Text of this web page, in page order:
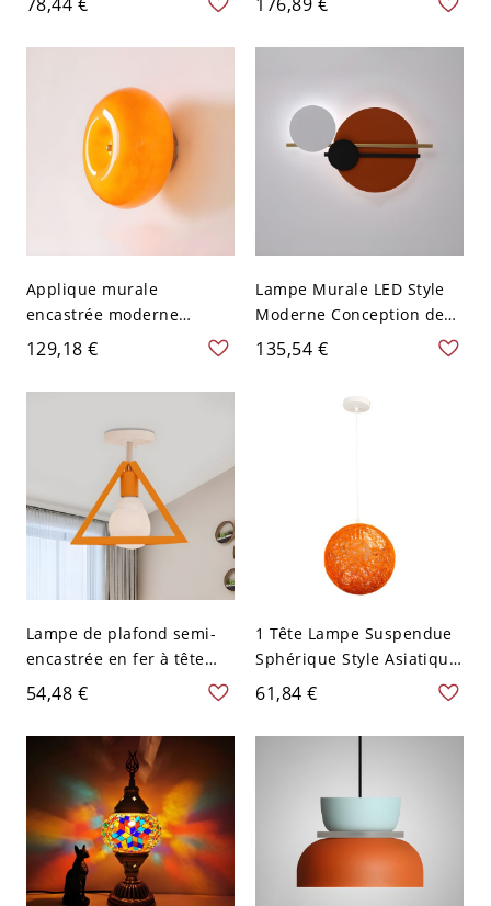
vers le haut et vers le bas
- 110 V-120 V Orange
5 lumières - 45,72 cm 110
V-120 V
Applique murale
encastrée moderne
orange avec abat-jour en
verre et éclairage LED -
110 V-120 V
129,18 €
Lampe Murale LED Style
Moderne Conception de
Cercle Applique Murale
en Métal - 110 V-120 V
135,54 €
Lampe de plafond semi-
encastrée en fer à tête
unique en forme de
triangle moderniste en
orange pour chambre
54,48 €
1 Tête Lampe Suspendue
Sphérique Style Asiatique
en Rotin Suspension pour
Restaurant - 110 V-120 V
Orange
61,84 €